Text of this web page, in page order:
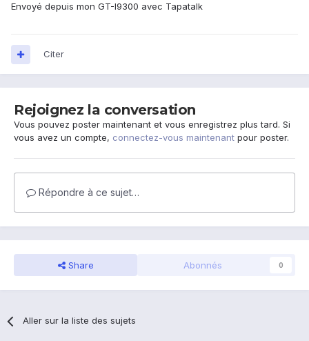
Envoyé depuis mon GT-I9300 avec Tapatalk
Citer
Rejoignez la conversation
Vous pouvez poster maintenant et vous enregistrez plus tard. Si
vous avez un compte, connectez-vous maintenant pour poster.
Répondre à ce sujet…
Share Abonnés 0
Aller sur la liste des sujets